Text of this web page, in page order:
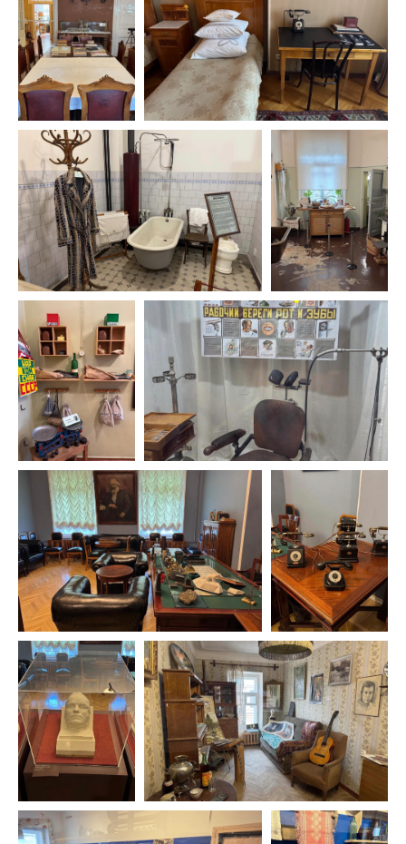
КОНТАКТЫ
Присоединяйтесь к
нам в соцсетях
Активно рассказываем про интересные
места, наши поездки и события
+7 968 003-35-55
+7 906 060-31-60
Написать в MAX
info@5terre.ru